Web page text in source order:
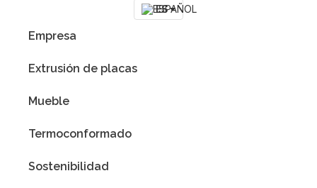
ES
Empresa
Extrusión de placas
Mueble
Termoconformado
Sostenibilidad